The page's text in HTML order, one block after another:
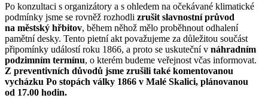
Po konzultaci s organizátory a s ohledem na očekávané klimatické
podmínky jsme se rovněž rozhodli zrušit slavnostní průvod
na městský hřbitov, během něhož mělo proběhnout odhalení
pamětní desky. Tento pietní akt považujeme za důležitou součást
připomínky událostí roku 1866, a proto se uskuteční v náhradním
podzimním termínu, o kterém budeme veřejnost včas informovat.
Z preventivních důvodů jsme zrušili také komentovanou
vycházku Po stopách války 1866 v Malé Skalici, plánovanou
od 17.00 hodin.